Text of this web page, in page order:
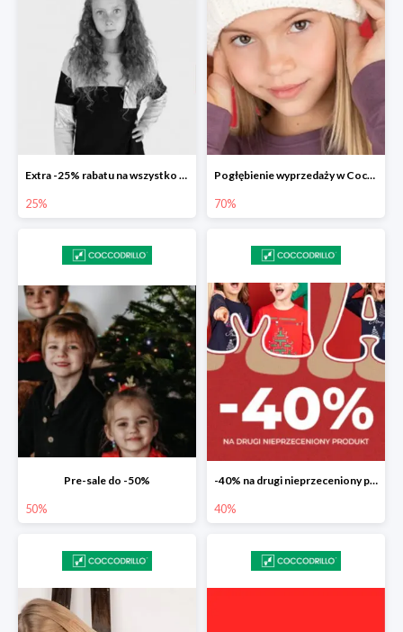
Extra -25% rabatu na wszystko z wyprzedaży w Coccodrillo
25%
Pogłębienie wyprzedaży w Coccodrillo do -70%
70%
Pre-sale do -50%
50%
-40% na drugi nieprzeceniony produkt
40%